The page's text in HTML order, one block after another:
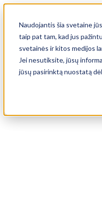
Naudojantis šia svetaine
taip pat tam, kad jus
svetainės ir kitos medijos
Jei nesutiksite, jūsų
jūsų pasirinktą nuostatą